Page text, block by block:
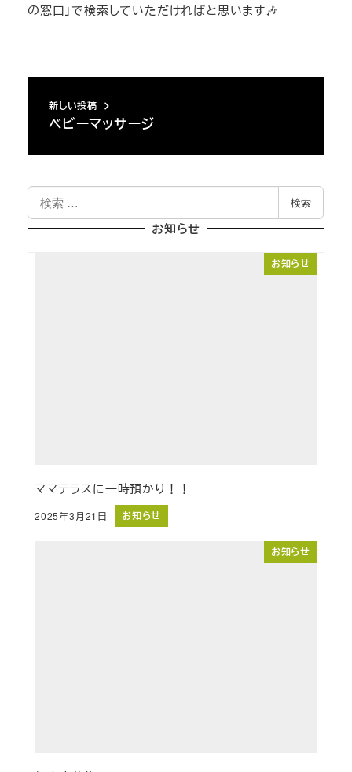
の窓口」で検索していただければと思います🎶
新しい投稿
ベビーマッサージ
検
検索
お知らせ
お知らせ
ママテラスに一時預かり！！
投稿日
2025年3月21日 お知らせ
お知らせ